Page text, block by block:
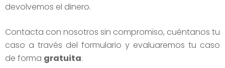
devolvemos el dinero.
Contacta con nosotros sin compromiso, cuéntanos tu
caso a través del formulario y evaluaremos tu caso
de forma gratuita.